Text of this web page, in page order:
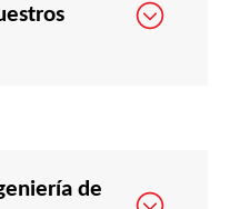
de